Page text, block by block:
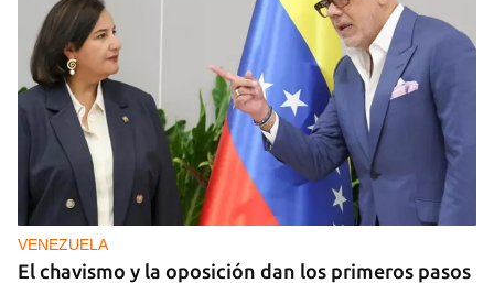
VENEZUELA
El chavismo y la oposición dan los primeros pasos